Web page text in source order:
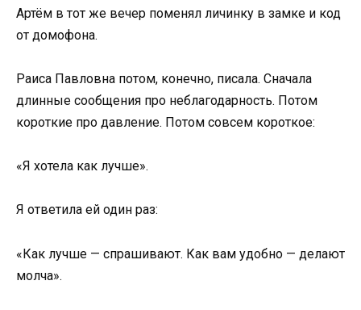
Артём в тот же вечер поменял личинку в замке и код
от домофона.
Раиса Павловна потом, конечно, писала. Сначала
длинные сообщения про неблагодарность. Потом
короткие про давление. Потом совсем короткое:
«Я хотела как лучше».
Я ответила ей один раз:
«Как лучше — спрашивают. Как вам удобно — делают
молча».